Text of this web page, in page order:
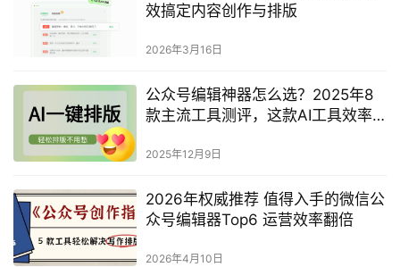
效搞定内容创作与排版
2026年3月16日
公众号编辑神器怎么选？2025年8
款主流工具测评，这款AI工具效率
2025年12月9日
2026年权威推荐 值得入手的微信公
众号编辑器Top6 运营效率翻倍
2026年4月10日